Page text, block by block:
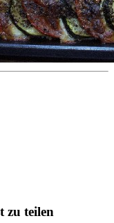
zu teilen